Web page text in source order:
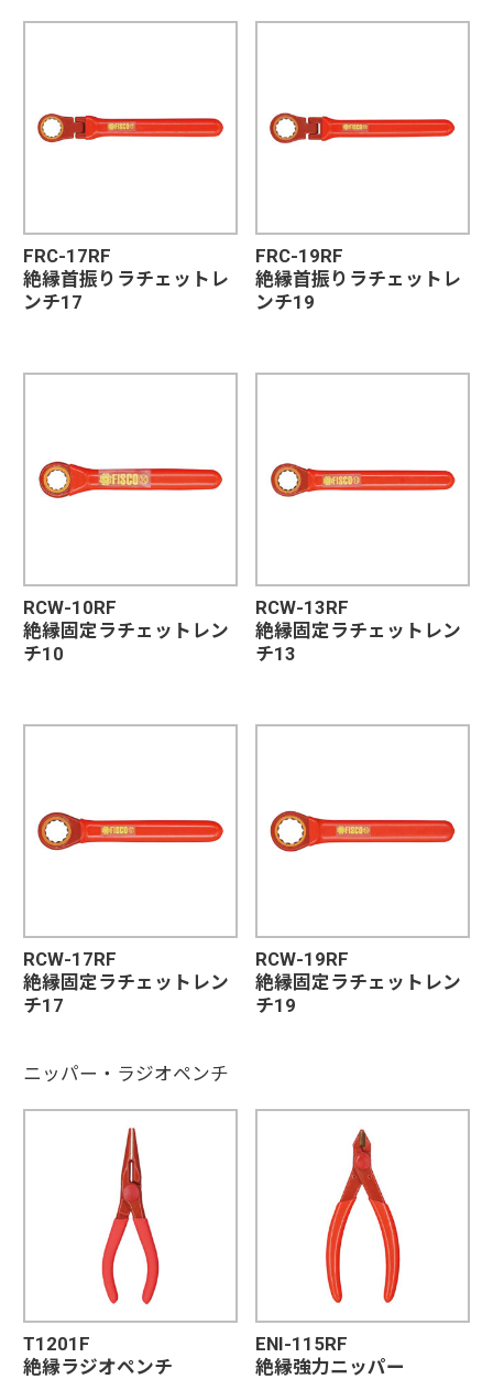
FRC-17RF
絶縁首振りラチェットレ
ンチ17
FRC-19RF
絶縁首振りラチェットレ
ンチ19
RCW-10RF
絶縁固定ラチェットレン
チ10
RCW-13RF
絶縁固定ラチェットレン
チ13
RCW-17RF
絶縁固定ラチェットレン
チ17
RCW-19RF
絶縁固定ラチェットレン
チ19
ニッパー・ラジオペンチ
T1201F
絶縁ラジオペンチ
ENI-115RF
絶縁強力ニッパー